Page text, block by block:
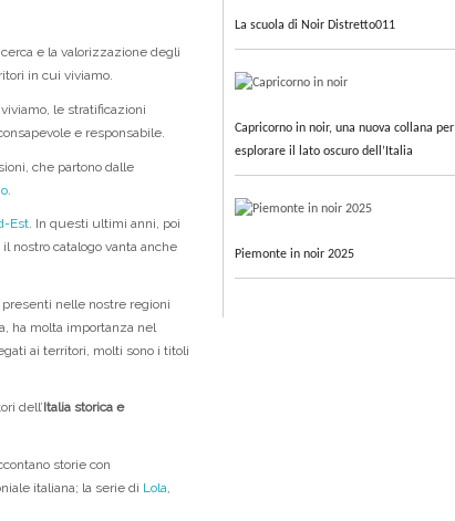
e la valorizzazione degli
in cui viviamo.
le stratificazioni
e responsabile.
che partono dalle
Est. In questi ultimi anni, poi
il nostro catalogo vanta anche
nelle nostre regioni
ha molta importanza nel
ai territori, molti sono i titoli
dell’Italia storica e
storie con
italiana; la serie di Lola,
La scuola di Noir Distretto011
Capricorno in noir, una nuova collana per
esplorare il lato oscuro dell’Italia
Piemonte in noir 2025